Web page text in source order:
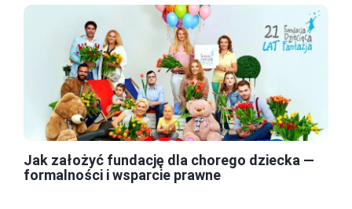
Jak założyć fundację dla chorego dziecka —
formalności i wsparcie prawne